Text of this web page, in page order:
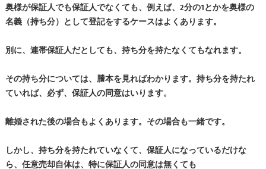
奥様が保証人でも保証人でなくても、例えば、2分の1とかを奥様の
名義（持ち分）として登記をするケースはよくあります。
別に、連帯保証人だとしても、持ち分を持たなくてもなれます。
その持ち分については、謄本を見ればわかります。持ち分を持たれ
ていれば、必ず、保証人の同意はいります。
離婚された後の場合もよくあります。その場合も一緒です。
しかし、持ち分を持たれていなくて、保証人になっているだけな
ら、任意売却自体は、特に保証人の同意は無くても